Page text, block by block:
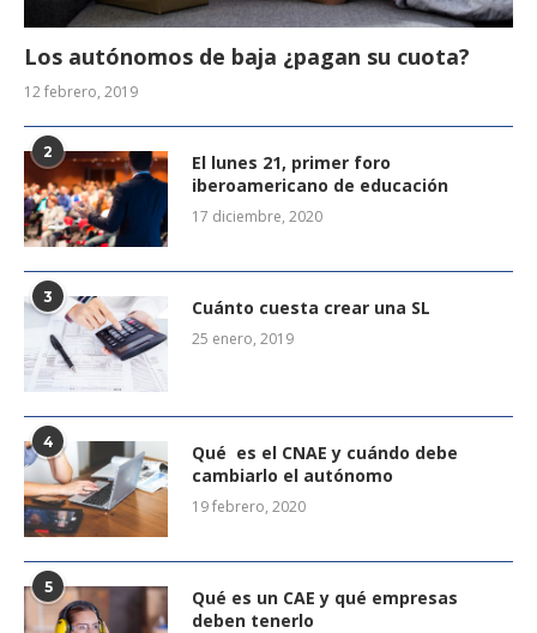
Los autónomos de baja ¿pagan su cuota?
12 febrero, 2019
2
El lunes 21, primer foro
iberoamericano de educación
17 diciembre, 2020
3 Cuánto cuesta crear una SL
25 enero, 2019
4
Qué es el CNAE y cuándo debe
cambiarlo el autónomo
19 febrero, 2020
5
Qué es un CAE y qué empresas
deben tenerlo